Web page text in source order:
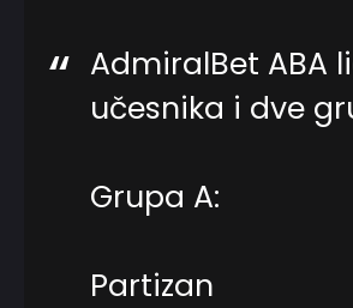
AdmiralBet ABA
učesnika i dve
Grupa A:
Partizan